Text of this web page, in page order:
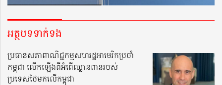
អត្ថបទទាក់ទង
ប្រធានសភាពាណិជ្ជកម្មសហរដ្ឋអាមេរិកប្រចាំ
កម្ពុជា លើកឡើងពីអំពើឈ្លានពានរបស់
ប្រទេសថៃមកលើកម្ពុជា